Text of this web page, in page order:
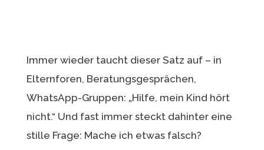
st
Immer wieder taucht dieser Satz auf – in
Elternforen, Beratungsgesprächen,
WhatsApp-Gruppen: „Hilfe, mein Kind hört
nicht.“ Und fast immer steckt dahinter eine
stille Frage: Mache ich etwas falsch?